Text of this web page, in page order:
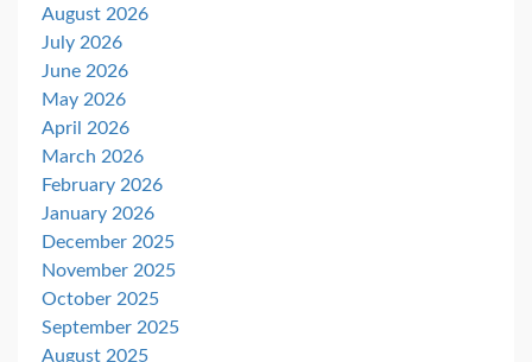
August 2026
July 2026
June 2026
May 2026
April 2026
March 2026
February 2026
January 2026
December 2025
November 2025
October 2025
September 2025
August 2025